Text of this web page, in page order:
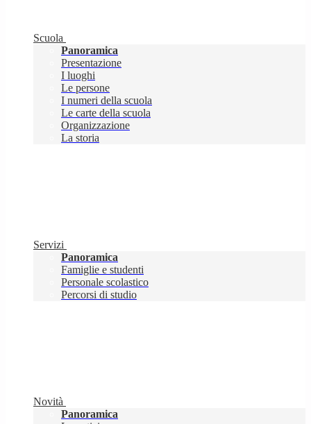
Scuola
Panoramica
Presentazione
I luoghi
Le persone
I numeri della scuola
Le carte della scuola
Organizzazione
La storia
Servizi
Panoramica
Famiglie e studenti
Personale scolastico
Percorsi di studio
Novità
Panoramica